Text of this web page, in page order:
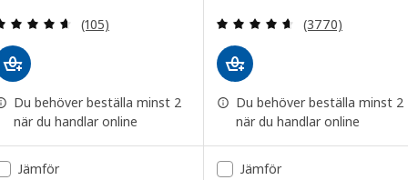
Recensera: 4.6 utav 5 stjärnor. Totalt antal
(105)
Du behöver beställa minst 2
när du handlar online
Recensera:
(3770)
Du behöver beställa minst 2
när du handlar online
Jämför Jämför